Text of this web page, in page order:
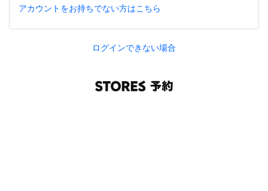
アカウントをお持ちでない方はこちら
ログインできない場合